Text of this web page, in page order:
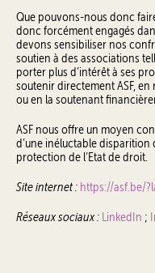
Que pouvons-nous donc
donc forcément engagés
devons sensibiliser nos
soutien à des associations
porter plus d’intérêt à ses
soutenir directement ASF,
ou en la soutenant
ASF nous offre un moyen
d’une inéluctable
protection de l’Etat de droit.
Site internet : https://asf.be/
Réseaux sociaux : LinkedIn ;